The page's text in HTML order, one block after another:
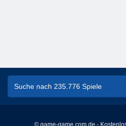
© game-game.com.de -